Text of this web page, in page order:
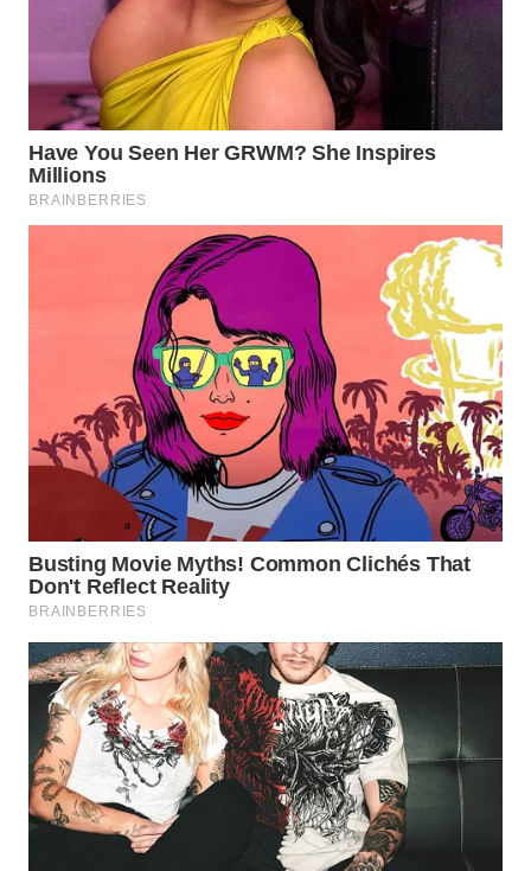
WN
KEPULAUAN
SERIBU
WN
TANGERANG
WN
INDRAMAYU
WN
KUNINGAN
WN
MAJALENGKA
WN
SUBANG
WN
SUKABUMI
WN
PURWAKARTA